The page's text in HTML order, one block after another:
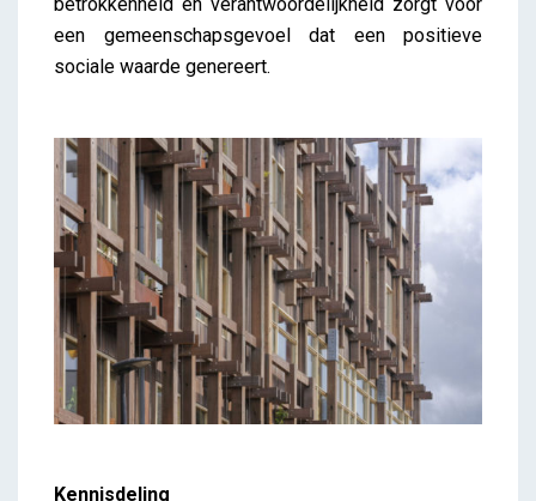
betrokkenheid en verantwoordelijkheid zorgt voor
een gemeenschapsgevoel dat een positieve
sociale waarde genereert.
Kennisdeling